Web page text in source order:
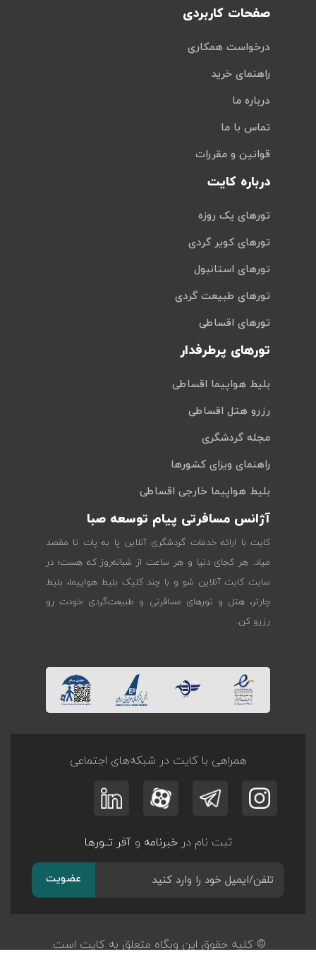
صفحات کاربردی
درخواست همکاری
راهنمای خرید
درباره ما
تماس با ما
قوانین و مقررات
درباره کایت
تورهای یک روزه
تورهای کویر گردی
تورهای استانبول
تورهای طبیعت گردی
تورهای اقساطی
تورهای پرطرفدار
بلیط هواپیما اقساطی
رزرو هتل اقساطی
مجله گردشگری
راهنمای ویزای کشورها
بلیط هواپیما خارجی اقساطی
آژانس مسافرتی پیام توسعه صبا
کایت با ارائه خدمات گردشگری آنلاین پا به پات تا مقصد
میاد. هر کجای دنیا و هر ساعت از شبانه‌روز که هست؛ در
سایت کایت آنلاین شو و با چند کلیک بلیط هواپیما، بلیط
چارتر، هتل و تورهای مسافرتی و طبیعت‌گردی خودت رو
رزرو کن.
همراهی با کایت در شبکه‌های اجتماعی
ثبت نام درخبرنامه وآفر تــورها
عضویت
© کلیه حقوق این وبگاه متعلق به کایت است.